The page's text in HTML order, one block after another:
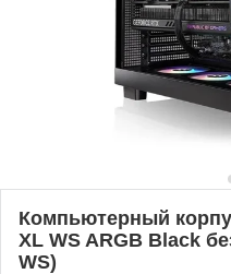
Компьютерный
XL WS ARGB Black
WS)